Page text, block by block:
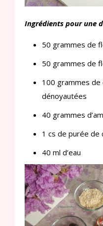
Ingrédients pour une
50 grammes de
50 grammes de
100 grammes
dénoyautées
40 grammes
1 cs de purée de
40 ml d’eau